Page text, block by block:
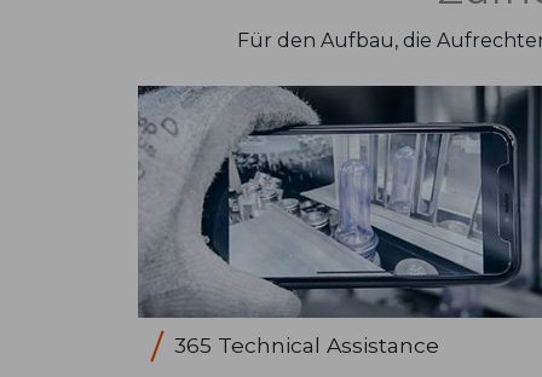
Für den Aufbau, die
365 Technical Assistance